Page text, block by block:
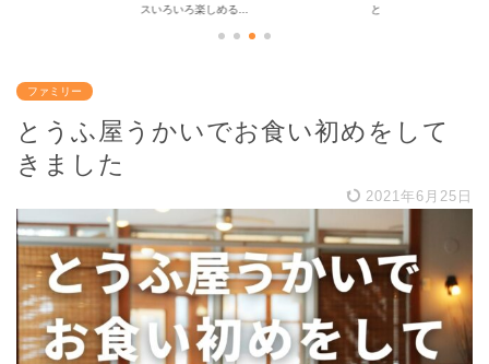
スいろいろ楽しめる...
と
ファミリー
とうふ屋うかいでお食い初めをして
きました
2021年6月25日